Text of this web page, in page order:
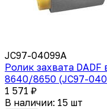
JC97-04099A
Ролик захвата DADF
8640/8650 (JC97-
1 571 ₽
В наличии: 15 шт